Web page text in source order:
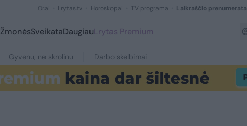
Orai Lrytas.tv Horoskopai TV programa Laikraščio prenumerata
ŽmonėsSveikataDaugiauLrytas Premium
Gyvenu, ne skrolinu Darbo skelbimai